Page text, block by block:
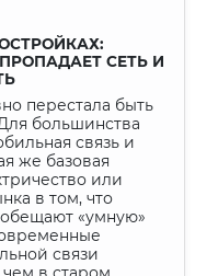
СЕТЬ И
перестала быть
большинства
связь и
же базовая
или
в том, что
«умную»
связи